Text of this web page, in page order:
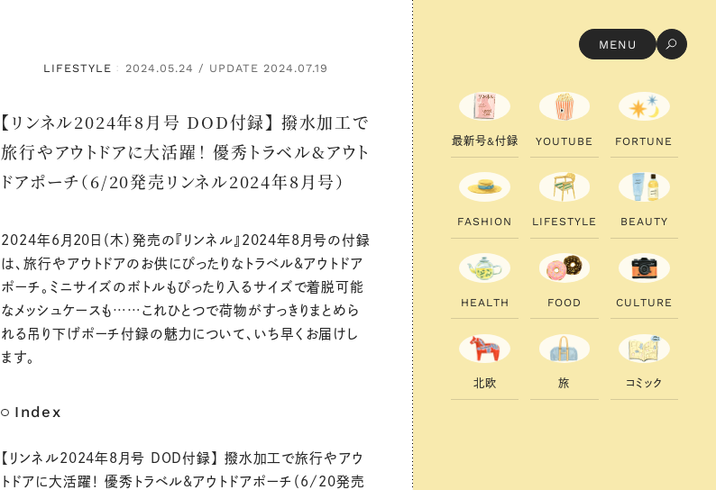
MENU
LIFESTYLE ： 2024.05.24 / UPDATE 2024.07.19
【リンネル2024年8月号 DOD付録】 撥水加工で
旅行やアウトドアに大活躍！ 優秀トラベル&アウト
ドアポーチ（6/20発売リンネル2024年8月号）
2024年6月20日（木）発売の『リンネル』2024年8月号の付録
は、旅行やアウトドアのお供にぴったりなトラベル&アウトドア
ポーチ。ミニサイズのボトルもぴったり入るサイズで着脱可能
なメッシュケースも……これひとつで荷物がすっきりまとめら
れる吊り下げポーチ付録の魅力について、いち早くお届けし
ます。
Index
【リンネル2024年8月号 DOD付録】 撥水加工で旅行やアウ
トドアに大活躍！ 優秀トラベル&アウトドアポーチ（6/20発売
最新号&付録 YOUTU B E FORTU N E
FAS H ION LI FESTYLE B EAUTY
H EALTH FOOD CU LTU RE
北欧 旅 コ ミ ック